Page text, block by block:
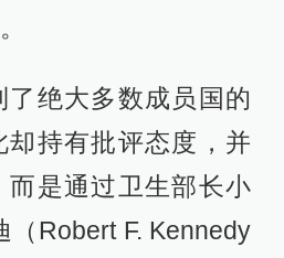
了绝大多数成员国的
却持有批评态度，并
而是通过卫生部长小
（Robert F. Kennedy